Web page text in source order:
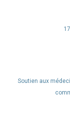
Soutien aux